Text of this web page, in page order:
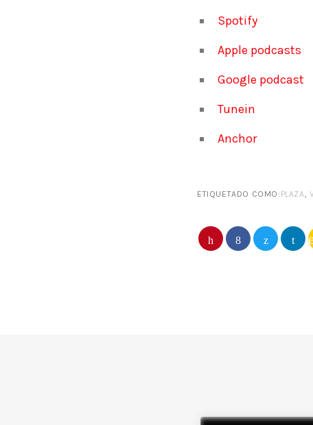
Spotify
Apple podcasts
Google podcast
Tunein
Anchor
ETIQUETADO COMO: PLAZA,